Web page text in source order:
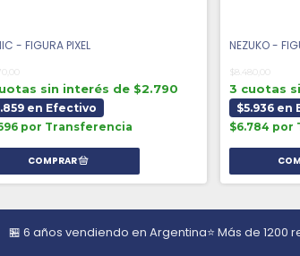
- FIGURA PIXEL
sin interés de $2.790
en Efectivo
por Transferencia
NEZUKO -
$8.480,00
3 cuotas
$5.936 en
$6.784 por
🏪 6 años vendiendo en Argentina⭐ Más de 1200